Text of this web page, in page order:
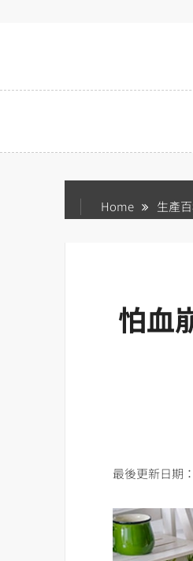
Home 生產
怕血
最後更新日期